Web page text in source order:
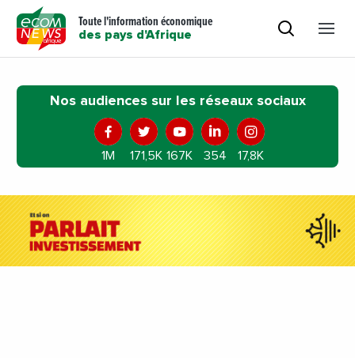
Toute l'information économique
des pays d'Afrique
Nos audiences sur les réseaux sociaux
1M 171,5K 167K 354 17,8K